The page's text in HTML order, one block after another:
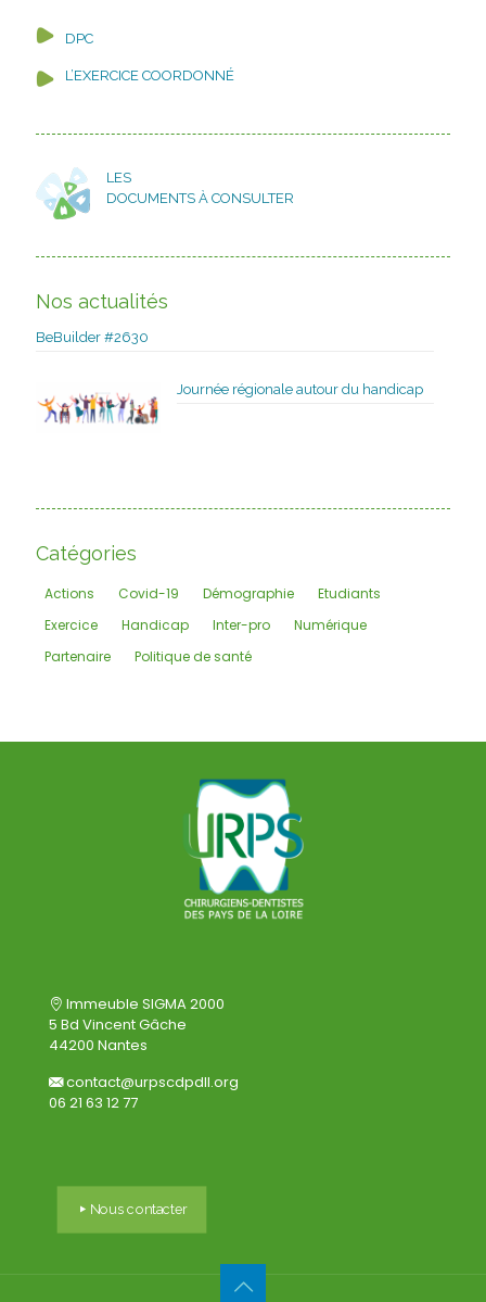
DPC
L’EXERCICE COORDONNÉ
LES
DOCUMENTS À CONSULTER
Nos actualités
BeBuilder #2630
Journée régionale autour du handicap
Catégories
Actions Covid-19 Démographie
Etudiants
Exercice
Handicap Inter-pro
Numérique
Partenaire
Politique de santé
Immeuble SIGMA 2000
5 Bd Vincent Gâche
44200 Nantes
contact@urpscdpdll.org
06 21 63 12 77
Nous contacter